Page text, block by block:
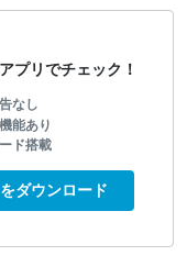
プリでチェック！
なし
能あり
ド搭載
ダウンロード